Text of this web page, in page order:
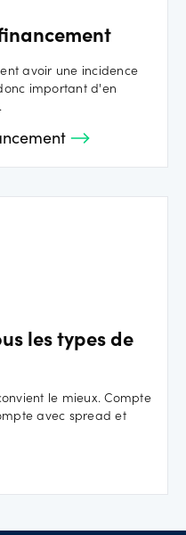
avoir une incidence
important d'en
les types de
le mieux. Compte
avec spread et